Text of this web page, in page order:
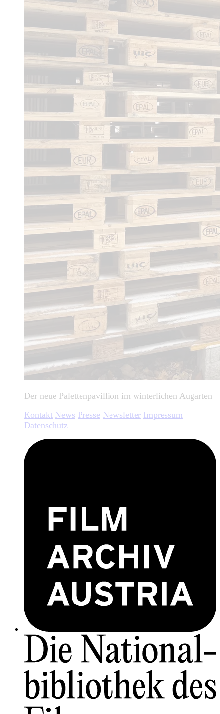
Der neue Palettenpavillion im winterlichen Augarten
Kontakt News Presse Newsletter Impressum
Datenschutz